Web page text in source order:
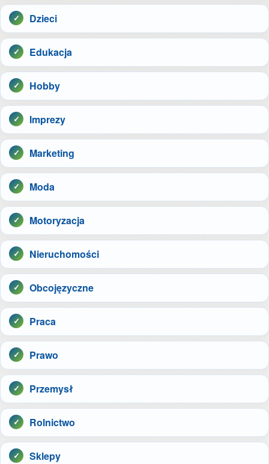
Dzieci
Edukacja
Hobby
Imprezy
Marketing
Moda
Motoryzacja
Nieruchomości
Obcojęzyczne
Praca
Prawo
Przemysł
Rolnictwo
Sklepy